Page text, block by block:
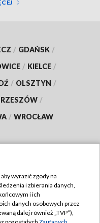
/ GDAŃSK /
/ KIELCE /
/ OLSZTYN /
RZESZÓW /
/ WROCŁAW
wyrazić zgody na
i zbierania danych,
i ich
danych osobowych przez
dalej również „TVP”),